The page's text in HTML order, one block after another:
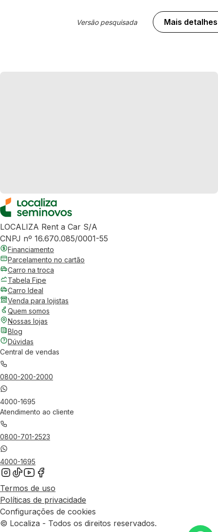
Versão pesquisada Mais detalhes
LOCALIZA Rent a Car S/A
CNPJ nº 16.670.085/0001-55
Financiamento
Parcelamento no cartão
Carro na troca
Tabela Fipe
Carro Ideal
Venda para lojistas
Quem somos
Nossas lojas
Blog
Dúvidas
Central de vendas
0800-200-2000
4000-1695
Atendimento ao cliente
0800-701-2523
4000-1695
Termos de uso
Políticas de privacidade
Configurações de cookies
© Localiza - Todos os direitos reservados.